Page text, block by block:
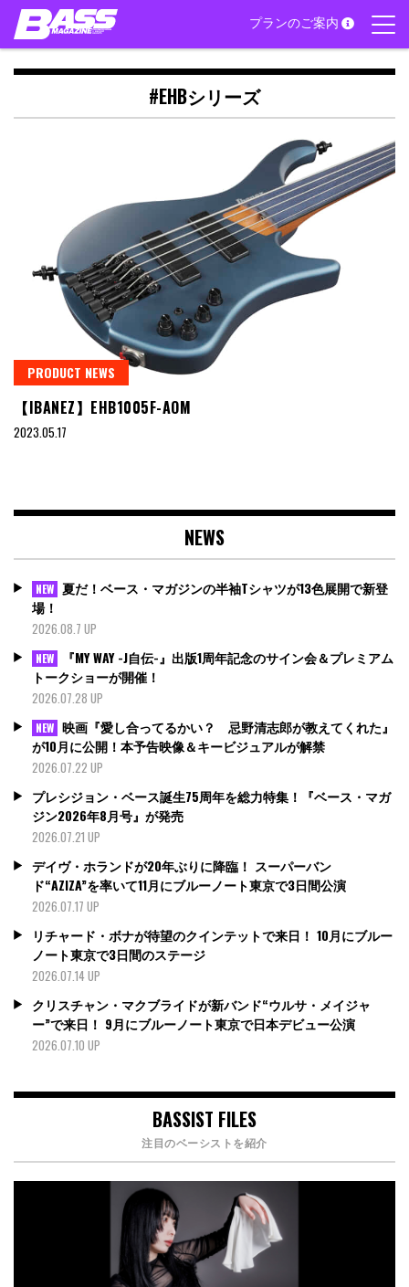
Skip
content
プランのご案内
#EHBシリーズ
PRODUCT NEWS
【IBANEZ】EHB1005F-AOM
2023.05.17
NEWS
NEW 夏だ！ベース・マガジンの半袖Tシャツが13色展開で新登
場！
2026.08.7 UP
NEW
『MY WAY -J自伝-』出版1周年記念のサイン会＆プレミアム
トークショーが開催！
2026.07.28 UP
NEW 映画『愛し合ってるかい？ 忌野清志郎が教えてくれた』
が10月に公開！本予告映像＆キービジュアルが解禁
2026.07.22 UP
プレシジョン・ベース誕生75周年を総力特集！『ベース・マガ
ジン2026年8月号』が発売
2026.07.21 UP
デイヴ・ホランドが20年ぶりに降臨！ スーパーバン
ド“AZIZA”を率いて11月にブルーノート東京で3日間公演
2026.07.17 UP
リチャード・ボナが待望のクインテットで来日！ 10月にブルー
ノート東京で3日間のステージ
2026.07.14 UP
クリスチャン・マクブライドが新バンド“ウルサ・メイジャ
ー”で来日！ 9月にブルーノート東京で日本デビュー公演
2026.07.10 UP
BASSIST FILES
注目のベーシストを紹介